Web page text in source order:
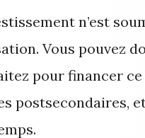
n’est
Vous pouvez
pour financer
postsecondaires,